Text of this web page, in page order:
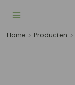
naar
inhoud
Home Producten